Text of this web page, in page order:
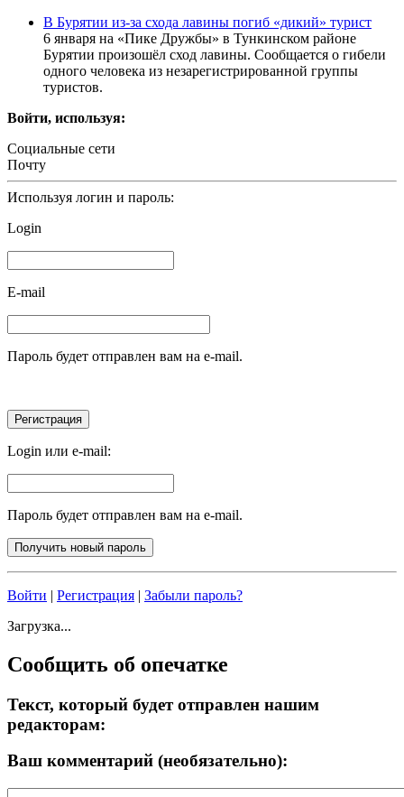
В Бурятии из-за схода лавины погиб «дикий» турист
6 января на «Пике Дружбы» в Тункинском районе
Бурятии произошёл сход лавины. Сообщается о гибели
одного человека из незарегистрированной группы
туристов.
Войти, используя:
Социальные сети
Почту
Используя логин и пароль:
Login
E-mail
Пароль будет отправлен вам на e-mail.
Login или e-mail:
Пароль будет отправлен вам на e-mail.
Войти | Регистрация | Забыли пароль?
Загрузка...
Сообщить об опечатке
Текст, который будет отправлен нашим
редакторам:
Ваш комментарий (необязательно):